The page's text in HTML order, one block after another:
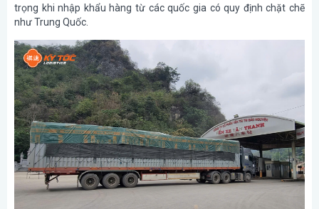
trọng khi nhập khẩu hàng từ các quốc gia có quy định chặt chẽ
như Trung Quốc.